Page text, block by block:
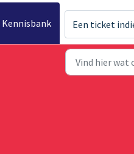
Kennisbank Een ticket